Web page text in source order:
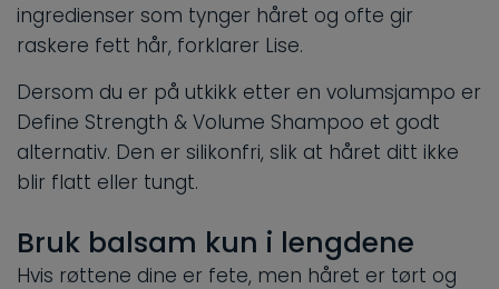
ingredienser som tynger håret og ofte gir
raskere fett hår, forklarer Lise.
Dersom du er på utkikk etter en volumsjampo er
Define Strength & Volume Shampoo et godt
alternativ. Den er silikonfri, slik at håret ditt ikke
blir flatt eller tungt.
Bruk balsam kun i lengdene
Hvis røttene dine er fete, men håret er tørt og